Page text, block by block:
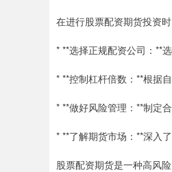
在进行股票配资期货投资
* **选择正规配资公司：**
* **控制杠杆倍数：**根据
* **做好风险管理：**制定
* **了解期货市场：**深入
股票配资期货是一种高风